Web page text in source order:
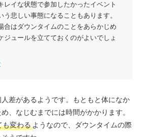
レイな状態で参加したかったイベント
う悲しい事態になることもあります。
合はダウンタイムのことをあらかじめ
ジュールを立てておくのがよいでしょ
差があるようです。もともと体になか
、なじむまでには時間がかかります。
も変わるようなので、ダウンタイムの際